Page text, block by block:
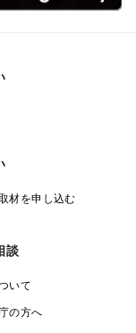
ゃるくらいです
なくなり次第終
るまで自社で一
材を申し込む
談
いて
の方へ